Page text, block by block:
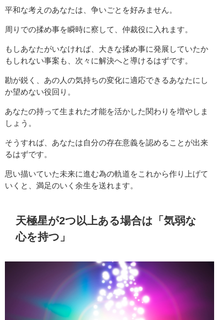
平和な考えのあなたは、争いごとを好みません。
周りでの揉め事を瞬時に察して、仲裁役に入れます。
もしあなたがいなければ、大きな揉め事に発展していたか
もしれない事案も、次々に解決へと導けるはずです。
勘が鋭く、あの人の気持ちの変化に適応できるあなたにし
か望めない役回り。
あなたの持って生まれた才能を活かした関わりを増やしま
しょう。
そうすれば、あなたは自分の存在意義を認めることが出来
るはずです。
思い描いていた未来に進む為の軌道をこれから作り上げて
いくと、満足のいく余生を送れます。
天極星が2つ以上ある場合は「気弱な
心を持つ」